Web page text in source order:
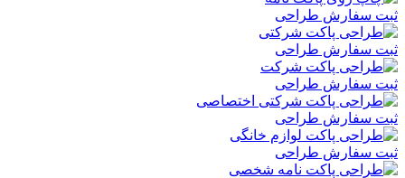
ثبت سفارش طراحی
ثبت سفارش طراحی
ثبت سفارش طراحی
ثبت سفارش طراحی
ثبت سفارش طراحی